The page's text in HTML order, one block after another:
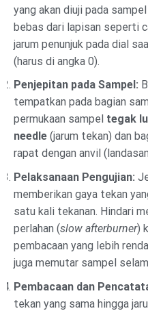
yang akan diuji pada
bebas dari lapisan seperti
jarum penunjuk pada dial
(harus di angka 0).
Penjepitan pada Sampel:
tempatkan pada bagian
permukaan sampel tegak
needle (jarum tekan) dan
rapat dengan anvil
Pelaksanaan Pengujian:
memberikan gaya tekan
satu kali tekanan. Hindari
perlahan (slow afterburner)
pembacaan yang lebih
juga memutar sampel
Pembacaan dan
tekan yang sama hingga